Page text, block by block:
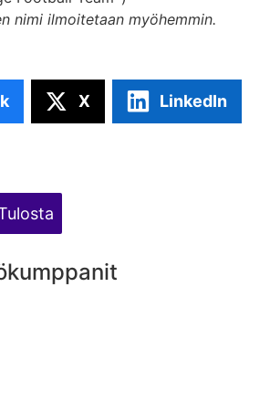
nimi ilmoitetaan myöhemmin.
X LinkedIn